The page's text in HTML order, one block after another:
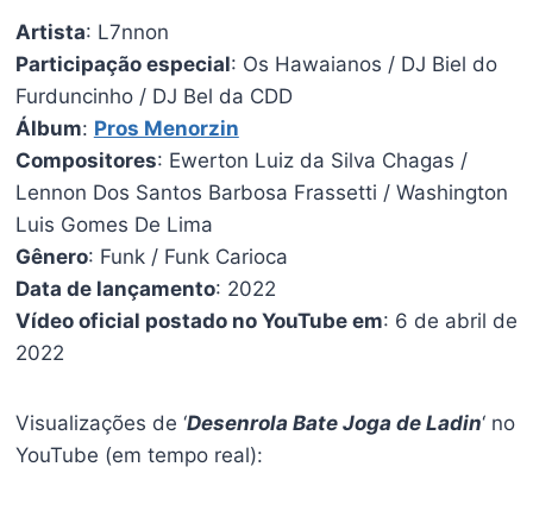
Artista: L7nnon
Participação especial: Os Hawaianos / DJ Biel do
Furduncinho / DJ Bel da CDD
Álbum: Pros Menorzin
Compositores: Ewerton Luiz da Silva Chagas /
Lennon Dos Santos Barbosa Frassetti / Washington
Luis Gomes De Lima
Gênero: Funk / Funk Carioca
Data de lançamento: 2022
Vídeo oficial postado no YouTube em: 6 de abril de
2022
Visualizações de ‘Desenrola Bate Joga de Ladin‘ no
YouTube (em tempo real):